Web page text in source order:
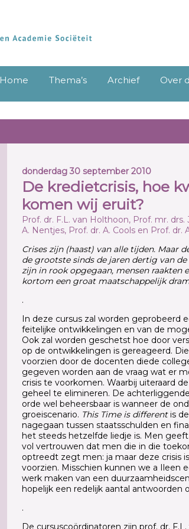
Home Thema’s Archief Over
donderdag 30 september 2010
De kredietcrisis, hoe
komen wij eruit?
Prof. dr. F.L. van Holthoon, Prof. mr.
A. Nentjes, Prof. dr. A. Cools en Prof. dr.
Crises zijn (haast) van alle tijden. Maar
de grootste sinds de jaren dertig van
zijn in rook opgegaan, mensen raakten
kortom een groat maatschappelijk
.
In deze cursus zal worden geprobeerd
feitelijke ontwikkelingen en van de
Ook zal worden geschetst hoe door
op de ontwikkelingen is gereageerd.
voorzien door de docenten diede
gegeven worden aan de vraag wat er
crisis te voorkomen. Waarbij uiteraard
geheel te elimineren. De
orde wel beheersbaar is wanneer de
groeiscenario. This Time is differentis
nagegaan tussen staatsschulden en
het steeds hetzelfde liedje is. Men
vol vertrouwen dat men die in die
optreedt zegt men: ja maar deze crisis
voorzien. Misschien kunnen we a Ileen
werk maken van een
hopelijk een redelijk aantal antwoorden
.
De cursuscoördinatoren zijn prof. dr.